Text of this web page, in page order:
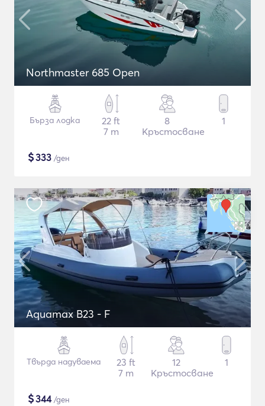
Northmaster 685 Open
Бърза лодка
22 ft
7 m
8
Кръстосване
1
$333 /ден
Aquamax B23 - F
Твърда надуваема
23 ft
7 m
12
Кръстосване
1
$344/ден